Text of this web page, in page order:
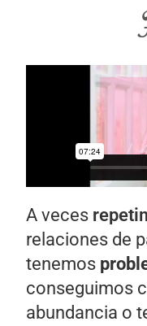
A veces
relaciones de
tenemos
conseguimos
abundancia o